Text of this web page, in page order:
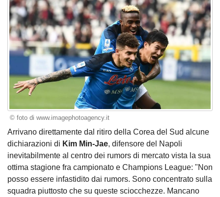
© foto di www.imagephotoagency.it
Arrivano direttamente dal ritiro della Corea del Sud alcune
dichiarazioni di Kim Min-Jae, difensore del Napoli
inevitabilmente al centro dei rumors di mercato vista la sua
ottima stagione fra campionato e Champions League: "Non
posso essere infastidito dai rumors. Sono concentrato sulla
squadra piuttosto che su queste sciocchezze. Mancano